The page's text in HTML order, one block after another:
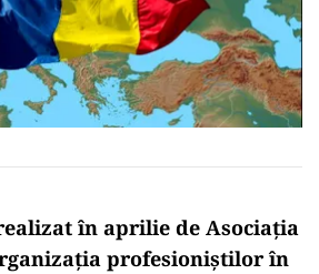
în aprilie de Asociația
profesioniștilor în